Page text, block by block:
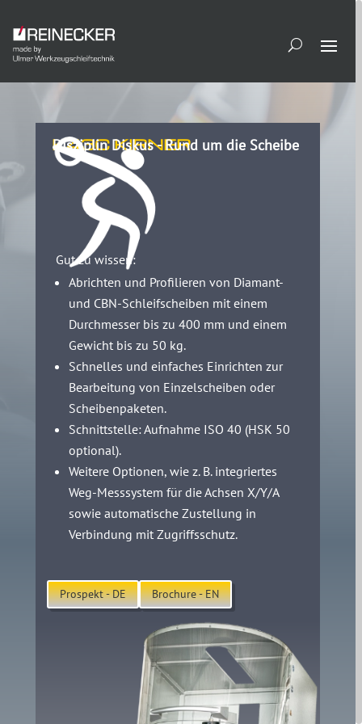
K43C KIRNER
Disziplin Diskus - Rund um die Scheibe
Gut zu wissen:
Abrichten und Profilieren von Diamant-
und CBN-Schleifscheiben mit einem
Durchmesser bis zu 400 mm und einem
Gewicht bis zu 50 kg.
Schnelles und einfaches Einrichten zur
Bearbeitung von Einzelscheiben oder
Scheibenpaketen.
Schnittstelle: Aufnahme ISO 40 (HSK 50
optional).
Weitere Optionen, wie z. B. integriertes
Weg-Messsystem für die Achsen X/Y/A
sowie automatische Zustellung in
Verbindung mit Zugriffsschutz.
Prospekt - DE Brochure - EN